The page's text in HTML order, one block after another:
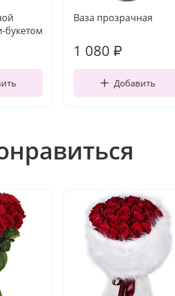
букетом
Ваза прозрачная
1 080 ₽
Добавить